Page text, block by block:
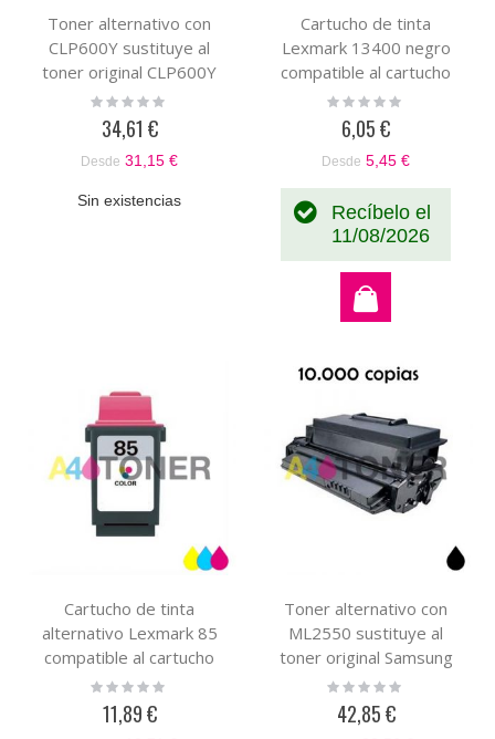
Toner alternativo con
CLP600Y sustituye al
toner original CLP600Y
Rating:
34,61 €
Desde 31,15 €
Sin existencias
Cartucho de tinta
Lexmark 13400 negro
compatible al cartucho
original Lexmark
13400HC
Rating:
6,05 €
Desde 5,45 €
Recíbelo el
11/08/2026
Cartucho de tinta
alternativo Lexmark 85
compatible al cartucho
original Lexmark
12A1985
Rating:
11,89 €
Toner alternativo con
ML2550 sustituye al
toner original Samsung
ML-2550DA
Rating:
42,85 €